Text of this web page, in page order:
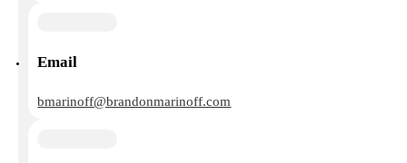
Email
bmarinoff@brandonmarinoff.com